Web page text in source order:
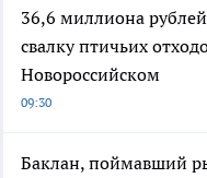
36,6 миллиона
свалку птичьих
Новороссийском
09:30
Баклан, поймавший